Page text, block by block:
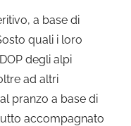
a base di
quali i loro
degli alpi
ad altri
pranzo a base di
accompagnato